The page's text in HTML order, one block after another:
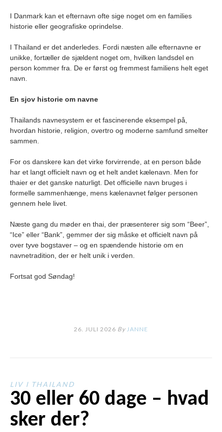
I Danmark kan et efternavn ofte sige noget om en families
historie eller geografiske oprindelse.
I Thailand er det anderledes. Fordi næsten alle efternavne er
unikke, fortæller de sjældent noget om, hvilken landsdel en
person kommer fra. De er først og fremmest familiens helt eget
navn.
En sjov historie om navne
Thailands navnesystem er et fascinerende eksempel på,
hvordan historie, religion, overtro og moderne samfund smelter
sammen.
For os danskere kan det virke forvirrende, at en person både
har et langt officielt navn og et helt andet kælenavn. Men for
thaier er det ganske naturligt. Det officielle navn bruges i
formelle sammenhænge, mens kælenavnet følger personen
gennem hele livet.
Næste gang du møder en thai, der præsenterer sig som “Beer”,
“Ice” eller “Bank”, gemmer der sig måske et officielt navn på
over tyve bogstaver – og en spændende historie om en
navnetradition, der er helt unik i verden.
Fortsat god Søndag!
26. JULI 2026 By JANNE
LIV I THAILAND
30 eller 60 dage – hvad
sker der?